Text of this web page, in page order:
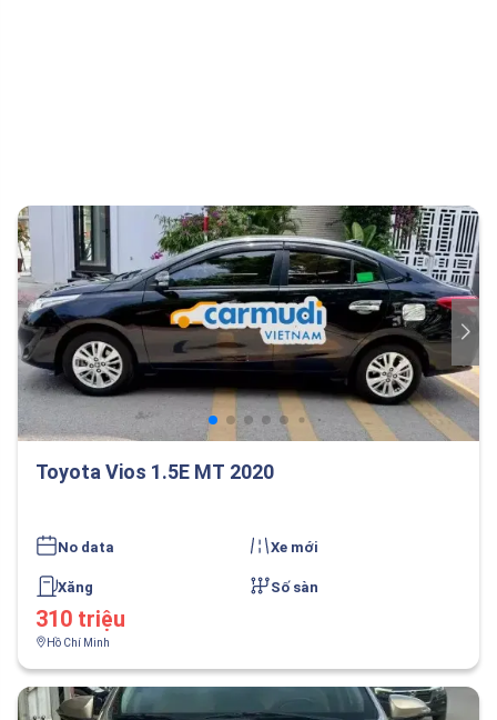
Toyota Vios 1.5E MT 2020
No data Xe mới
Xăng Số sàn
310 triệu
Hồ Chí Minh